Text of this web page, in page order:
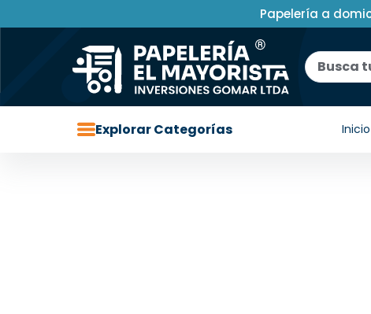
Papelería a
Explorar Categorías Inicio